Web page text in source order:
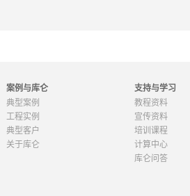
案例与库仑
典型案例
工程实例
典型客户
关于库仑
支持与学习
教程资料
宣传资料
培训课程
计算中心
库仑问答